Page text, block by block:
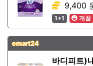
9,400
1+1
개꿀
emart24
바디피트)